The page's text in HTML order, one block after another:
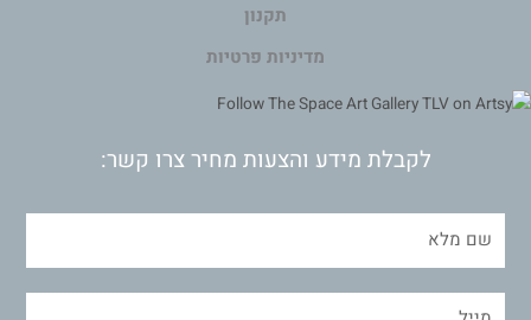
תקנון
מדיניות פרטיות
לקבלת מידע והצעות מחיר צרו קשר: